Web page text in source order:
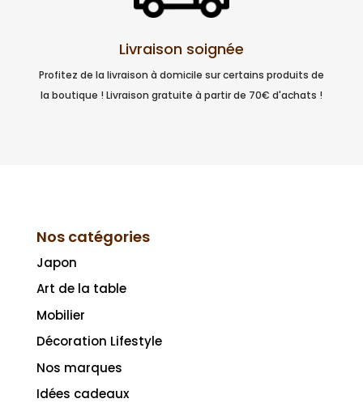
Livraison soignée
Profitez de la livraison à domicile sur certains produits de
la boutique ! Livraison gratuite à partir de 70€ d'achats !
Nos catégories
Japon
Art de la table
Mobilier
Décoration Lifestyle
Nos marques
Idées cadeaux